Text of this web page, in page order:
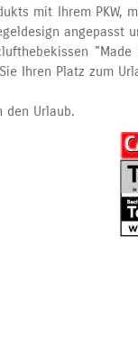
mit Ihrem
angepasst
Ihren Platz zum
den Urlaub.